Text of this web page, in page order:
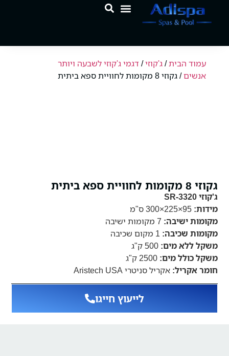
עמוד הבית/ג'קוזי/ דגמי ג'קוזי לשבעה ויותר
אנשים/ גקוזי 8 מקומות לחוויית ספא ביתית
גקוזי 8 מקומות לחוויית ספא ביתית
ג'קוזי SR-3320
מידות: 95×225×300 ס"מ
מקומות ישיבה:
מקומות שכיבה: 1 מקום שכיבה
משקל ללא מים: 500 ק"ג
משקל כולל מים: 2500 ק"ג
חומר אקריל: אקריל סניטרי Aristech USA
לייעוץ חייגו